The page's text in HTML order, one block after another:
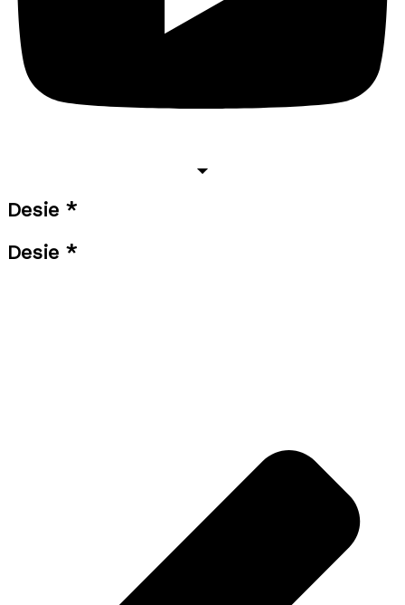
Desie *
Desie *